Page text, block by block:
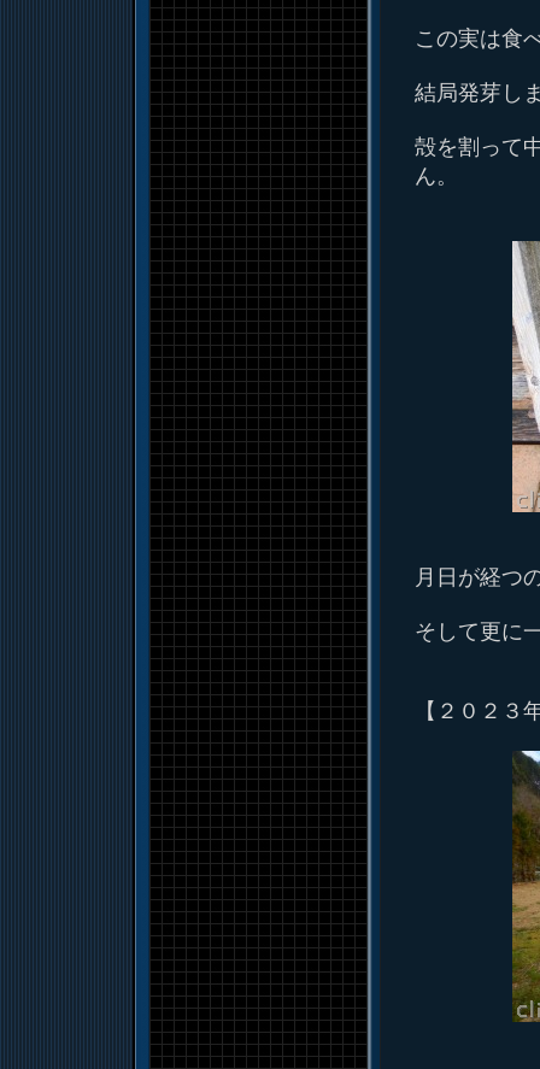
この実は食
結局発芽し
殻を割って
ん。
月日が経つ
そして更に
【２０２３